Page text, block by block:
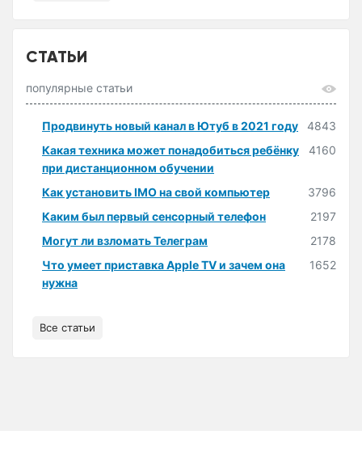
СТАТЬИ
популярные статьи
Продвинуть новый канал в Ютуб в 2021 году
4843
Какая техника может понадобиться ребёнку
при дистанционном обучении
4160
Как установить IMO на свой компьютер
3796
Каким был первый сенсорный телефон
2197
Могут ли взломать Телеграм
2178
Что умеет приставка Apple TV и зачем она
нужна
1652
Все статьи